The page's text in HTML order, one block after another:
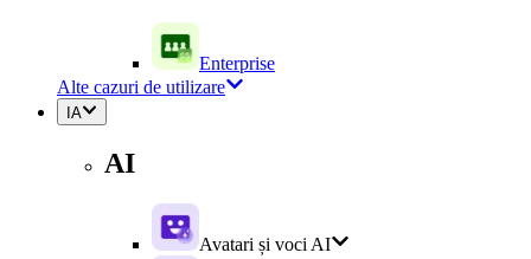
Enterprise
Alte cazuri de utilizare
IA
AI
Avatari și voci AI